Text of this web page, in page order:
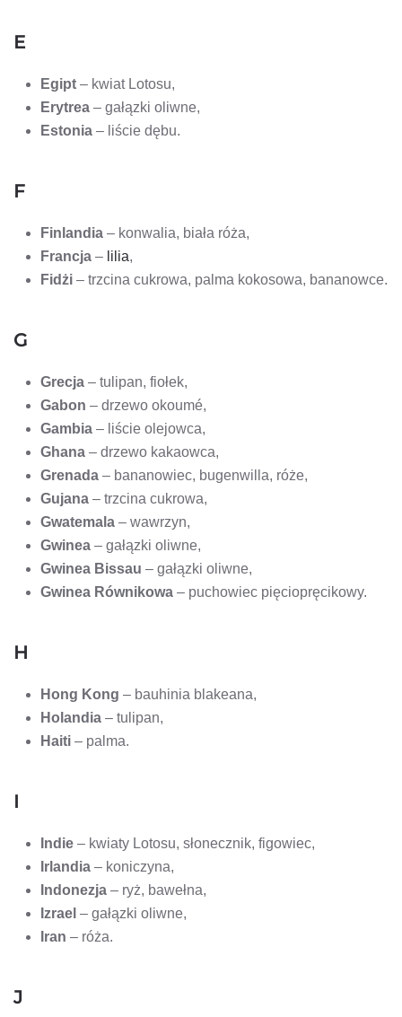
E
Egipt – kwiat Lotosu,
Erytrea – gałązki oliwne,
Estonia – liście dębu.
F
Finlandia – konwalia, biała róża,
Francja – lilia,
Fidżi – trzcina cukrowa, palma kokosowa, bananowce.
G
Grecja – tulipan, fiołek,
Gabon – drzewo okoumé,
Gambia – liście olejowca,
Ghana – drzewo kakaowca,
Grenada – bananowiec, bugenwilla, róże,
Gujana – trzcina cukrowa,
Gwatemala – wawrzyn,
Gwinea – gałązki oliwne,
Gwinea Bissau – gałązki oliwne,
Gwinea Równikowa – puchowiec pięciopręcikowy.
H
Hong Kong – bauhinia blakeana,
Holandia – tulipan,
Haiti – palma.
I
Indie – kwiaty Lotosu, słonecznik, figowiec,
Irlandia – koniczyna,
Indonezja – ryż, bawełna,
Izrael – gałązki oliwne,
Iran – róża.
J